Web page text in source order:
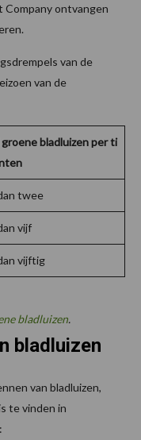
Company ontvangen
van de
van de
bladluizen per ti
twee
vijf
vijftig
bladluizen.
bladluizen
van bladluizen,
te vinden in